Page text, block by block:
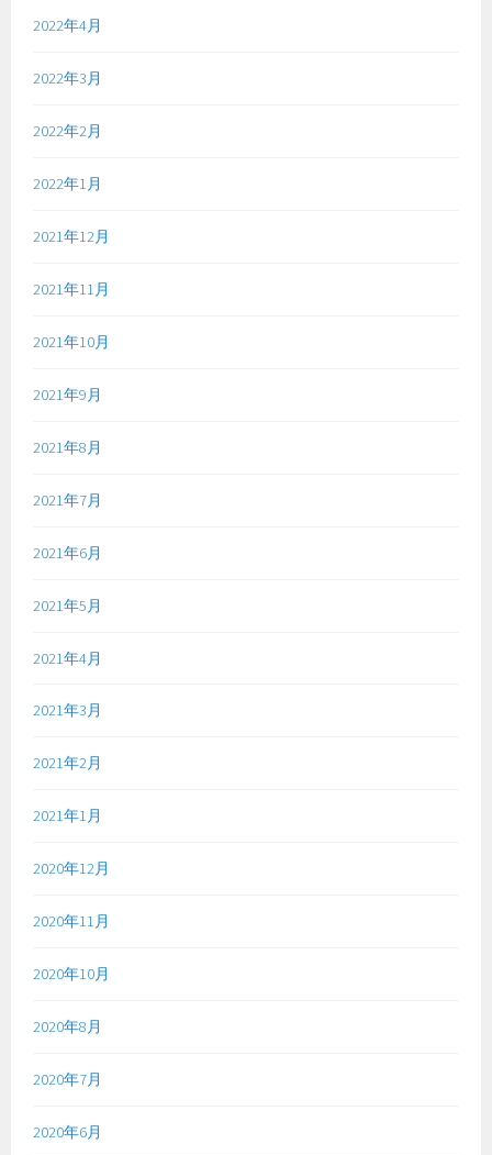
2022年4月
2022年3月
2022年2月
2022年1月
2021年12月
2021年11月
2021年10月
2021年9月
2021年8月
2021年7月
2021年6月
2021年5月
2021年4月
2021年3月
2021年2月
2021年1月
2020年12月
2020年11月
2020年10月
2020年8月
2020年7月
2020年6月